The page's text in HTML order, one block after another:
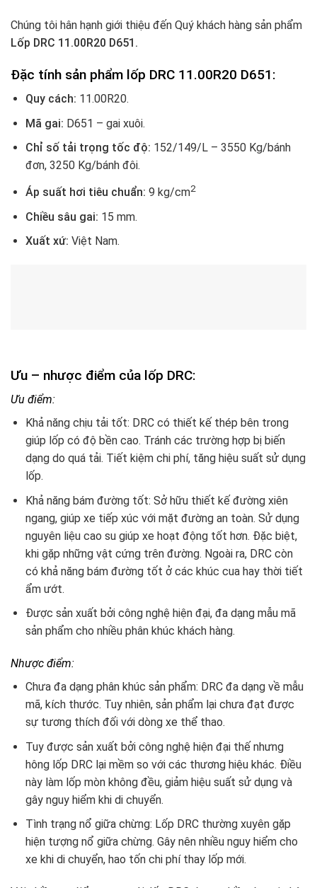
Chúng tôi hân hạnh giới thiệu đến Quý khách hàng sản phẩm
Lốp DRC 11.00R20 D651.
Đặc tính sản phẩm lốp DRC 11.00R20 D651:
Quy cách: 11.00R20.
Mã gai: D651 – gai xuôi.
Chỉ số tải trọng tốc độ: 152/149/L– 3550 Kg/bánh
đơn, 3250 Kg/bánh đôi.
Áp suất hơi tiêu chuẩn: 9 kg/cm2
Chiều sâu gai: 15 mm.
Xuất xứ: Việt Nam.
Ưu – nhược điểm của lốp DRC:
Ưu điểm:
Khả năng chịu tải tốt: DRC có thiết kế thép bên trong
giúp lốp có độ bền cao. Tránh các trường hợp bị biến
dạng do quá tải. Tiết kiệm chi phí, tăng hiệu suất sử dụng
lốp.
Khả năng bám đường tốt: Sở hữu thiết kế đường xiên
ngang, giúp xe tiếp xúc với mặt đường an toàn. Sử dụng
nguyên liệu cao su giúp xe hoạt động tốt hơn. Đặc biệt,
khi gặp những vật cứng trên đường. Ngoài ra, DRC còn
có khả năng bám đường tốt ở các khúc cua hay thời tiết
ẩm ướt.
Được sản xuất bởi công nghệ hiện đại, đa dạng mẫu mã
sản phẩm cho nhiều phân khúc khách hàng.
Nhược điểm:
Chưa đa dạng phân khúc sản phẩm: DRC đa dạng về mẫu
mã, kích thước. Tuy nhiên, sản phẩm lại chưa đạt được
sự tương thích đối với dòng xe thể thao.
Tuy được sản xuất bởi công nghệ hiện đại thế nhưng
hông lốp DRC lại mềm so với các thương hiệu khác. Điều
này làm lốp mòn không đều, giảm hiệu suất sử dụng và
gây nguy hiểm khi di chuyển.
Tình trạng nổ giữa chừng: Lốp DRC thường xuyên gặp
hiện tượng nổ giữa chừng. Gây nên nhiều nguy hiểm cho
xe khi di chuyển, hao tốn chi phí thay lốp mới.